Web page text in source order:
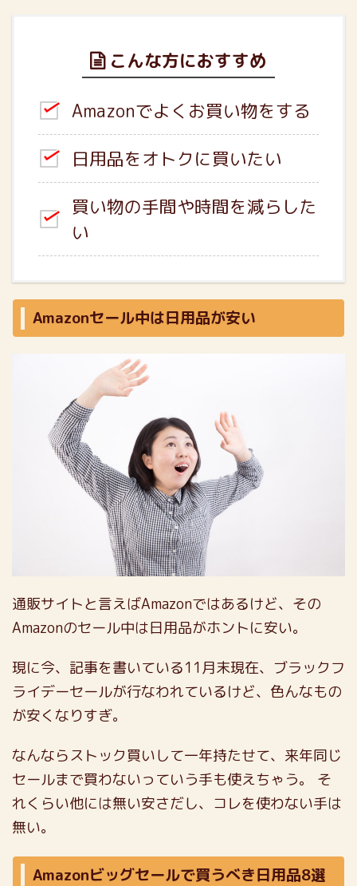
こんな方におすすめ
Amazonでよくお買い物をする
日用品をオトクに買いたい
買い物の手間や時間を減らした
い
Amazonセール中は日用品が安い
通販サイトと言えばAmazonではあるけど、その
Amazonのセール中は日用品がホントに安い。
現に今、記事を書いている11月末現在、ブラックフ
ライデーセールが行なわれているけど、色んなもの
が安くなりすぎ。
なんならストック買いして一年持たせて、来年同じ
セールまで買わないっていう手も使えちゃう。
そ
れくらい他には無い安さだし、コレを使わない手は
無い。
Amazonビッグセールで買うべき日用品8選